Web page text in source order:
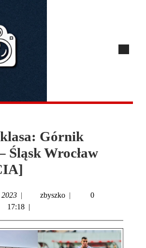
Górnik
Śląsk Wrocław
| zbyszko |
0
17:18 |